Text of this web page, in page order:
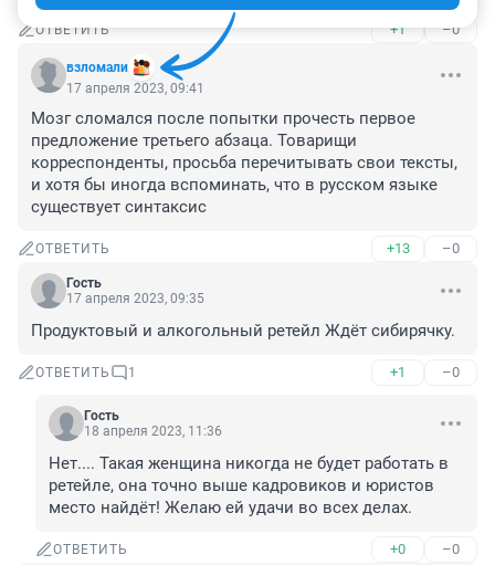
ОТВЕТИТЬ +1 –0
взломали
17 апреля 2023, 09:41
Мозг сломался после попытки прочесть первое
предложение третьего абзаца. Товарищи
корреспонденты, просьба перечитывать свои тексты,
и хотя бы иногда вспоминать, что в русском языке
существует синтаксис
ОТВЕТИТЬ +13 –0
Гость
17 апреля 2023, 09:35
Продуктовый и алкогольный ретейл Ждёт сибирячку.
ОТВЕТИТЬ 1 +1 –0
Гость
18 апреля 2023, 11:36
Нет.... Такая женщина никогда не будет работать в
ретейле, она точно выше кадровиков и юристов
место найдёт! Желаю ей удачи во всех делах.
ОТВЕТИТЬ +0 –0